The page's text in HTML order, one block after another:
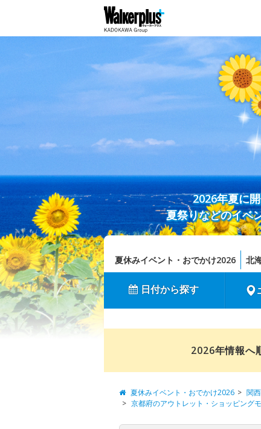
2026年夏に
夏祭りなどのイベ
夏休みイベント・おでかけ2026 北
日付から探す
2026年情報へ
夏休みイベント・おでかけ2026 関
京都府のアウトレット・ショッピング